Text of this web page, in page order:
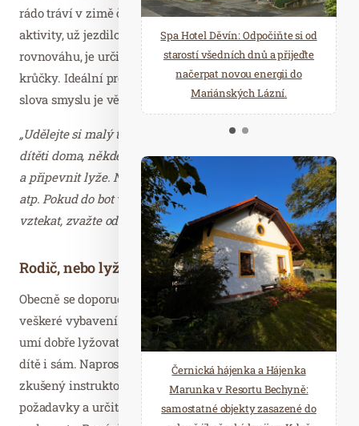
rádo tráví v zimě čas venku, baví ho běžné pohybové
aktivity, už jezdilo na kole či koloběžce a udrží
rovnováhu, je určitě dobrým adeptem na první lyžařské
krůčky. Ideální pro začátek lyžařské výuky v pravém
slova smyslu je věk pěti let.
„Udělejte si malý test: Než s lyžováním začnete, zkuste
dítěti doma, někde na starém koberci, obout lyžařské boty
a připevnit lyže. Nechte ho dělat krůčky, zvedat nohy
atp. Pokud do bot vůbec nechce nebo se po minutě začne
vztekat, zvažte oddálení výuky.“
Rodič, nebo lyžařská školka?
Obecně se doporučuje výuka v lyžařské školce, která má
veškeré vybavení a zkušené instruktory. Ale pokud rodič
umí dobře lyžovat a zná základní metodiku, může učit
dítě i sám. Naprosto ideální je kombinace obojího –
zkušený instruktor a trpělivý rodič. Dítě si ujasní, že
požadavky a určitá disciplína jsou stejné, a bude méně
Spa Hotel Děvín: Odpočiňte si od
starostí všedních dnů a přijeďte
načerpat novou energii do
Mariánských Lázní.
Saunový ráj Holice: Odpočinek a
relaxace v oáze klidu a pohody.
Několik druhů saun a různé
možnosti ochlazení.
Černická hájenka a Hájenka
Marunka v Resortu Bechyně:
samostatné objekty zasazené do